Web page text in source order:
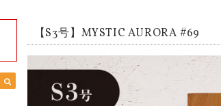
【S3号】MYSTIC AURORA #69